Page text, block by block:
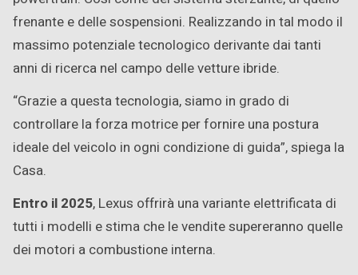
frenante e delle sospensioni. Realizzando in tal modo il
massimo potenziale tecnologico derivante dai tanti
anni di ricerca nel campo delle vetture ibride.
“Grazie a questa tecnologia, siamo in grado di
controllare la forza motrice per fornire una postura
ideale del veicolo in ogni condizione di guida”, spiega la
Casa.
Entro il 2025, Lexus offrirà una variante elettrificata di
tutti i modelli e stima che le vendite supereranno quelle
dei motori a combustione interna.